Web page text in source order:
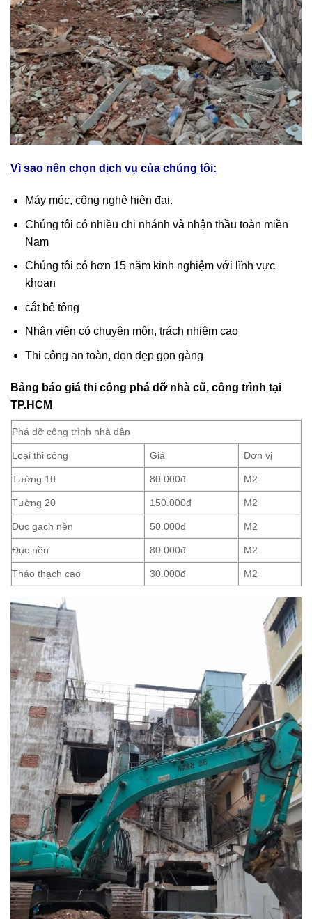
Vì sao nên chọn dịch vụ của chúng tôi:
Máy móc, công nghệ hiện đại.
Chúng tôi có nhiều chi nhánh và nhận thầu toàn miền
Nam
Chúng tôi có hơn 15 năm kinh nghiệm với lĩnh vực
khoan
cắt bê tông
Nhân viên có chuyên môn, trách nhiệm cao
Thi công an toàn, dọn dẹp gọn gàng
Bảng báo giá thi công phá dỡ nhà cũ, công trình tại
TP.HCM
Phá dỡ công trình nhà dân
Loại thi công Giá Đơn vị
Tường 10 80.000đ M2
Tường 20 150.000đ M2
Đục gạch nền 50.000đ M2
Đục nền 80.000đ M2
Tháo thạch cao 30.000đ M2